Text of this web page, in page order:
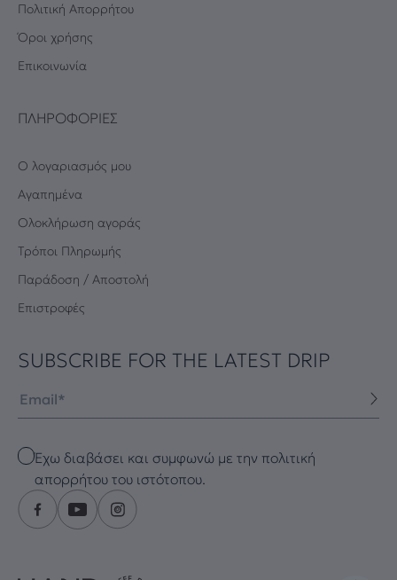
Πολιτική Απορρήτου
Όροι χρήσης
Επικοινωνία
ΠΛΗΡΟΦΟΡΊΕΣ
Ο λογαριασμός μου
Αγαπημένα
Oλοκλήρωση αγοράς
Τρόποι Πληρωμής
Παράδοση / Αποστολή
Επιστροφές
SUBSCRIBE FOR THE LATEST DRIP
Checkbox
Έχω διαβάσει και συμφωνώ με την πολιτική
απορρήτου του ιστότοπου.